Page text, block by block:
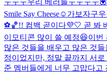
Smile Say Cheese☺️ 가보자구
⚽️🏀!! 컴백 곧이다💜🤍 곧 봐
이모티콘 많이 쓸 예정😆이번
많은 것들을 배우고 많은 것
정이었지만, 정말 끝까지 서
준 멤버들에게 너무 고맙다